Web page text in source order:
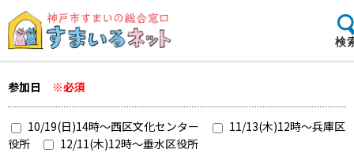
検
参加日 ※必須
10/19(日)14時～西区文化センター
11/13(木)12時～兵庫区
役所
12/11(木)12時～垂水区役所